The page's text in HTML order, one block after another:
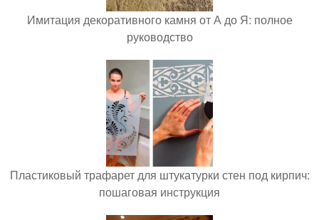
Имитация декоративного камня от А до Я: полное
руководство
Пластиковый трафарет для штукатурки стен под кирпич:
пошаговая инструкция